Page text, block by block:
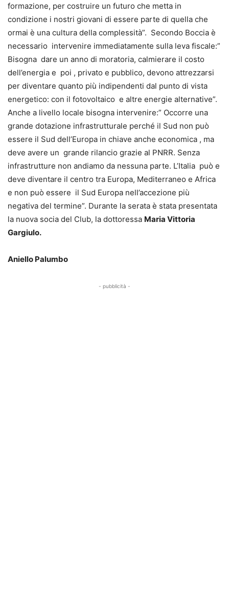
formazione, per costruire un futuro che metta in
condizione i nostri giovani di essere parte di quella che
ormai è una cultura della complessità”. Secondo Boccia è
necessario intervenire immediatamente sulla leva fiscale:”
Bisogna dare un anno di moratoria, calmierare il costo
dell’energia e poi , privato e pubblico, devono attrezzarsi
per diventare quanto più indipendenti dal punto di vista
energetico: con il fotovoltaico e altre energie alternative”.
Anche a livello locale bisogna intervenire:” Occorre una
grande dotazione infrastrutturale perché il Sud non può
essere il Sud dell’Europa in chiave anche economica , ma
deve avere un grande rilancio grazie al PNRR. Senza
infrastrutture non andiamo da nessuna parte. L’Italia può e
deve diventare il centro tra Europa, Mediterraneo e Africa
e non può essere il Sud Europa nell’accezione più
negativa del termine”. Durante la serata è stata presentata
la nuova socia del Club, la dottoressa Maria Vittoria
Gargiulo.
Aniello Palumbo
- pubblicità -